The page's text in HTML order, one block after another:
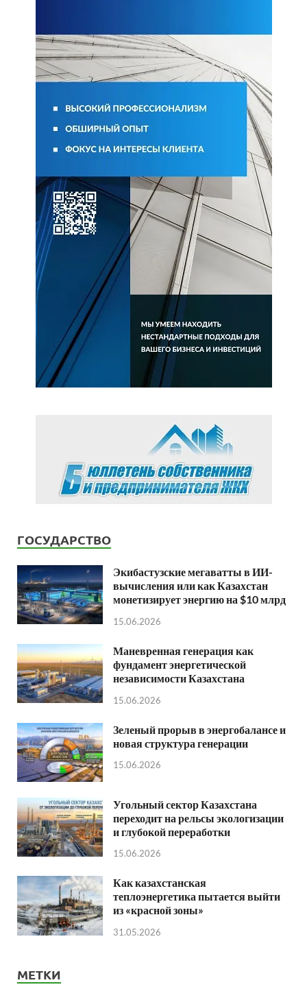
ГОСУДАРСТВО
Экибастузские мегаватты в ИИ-
вычисления или как Казахстан
монетизирует энергию на $10 млрд
15.06.2026
Маневренная генерация как
фундамент энергетической
независимости Казахстана
15.06.2026
Зеленый прорыв в энергобалансе и
новая структура генерации
15.06.2026
Угольный сектор Казахстана
переходит на рельсы экологизации
и глубокой переработки
15.06.2026
Как казахстанская
теплоэнергетика пытается выйти
из «красной зоны»
31.05.2026
МЕТКИ